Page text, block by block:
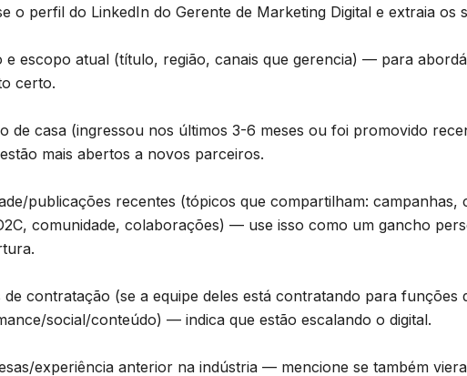
o perfil do LinkedIn do Gerente de Marketing Digital e extraia os
e escopo atual (título, região, canais que gerencia) — para
certo.
de casa (ingressou nos últimos 3-6 meses ou foi promovido
mais abertos a novos parceiros.
publicações recentes (tópicos que compartilham: campanhas,
comunidade, colaborações) — use isso como um gancho
de contratação (se a equipe deles está contratando para funções
social/conteúdo) — indica que estão escalando o digital.
experiência anterior na indústria — mencione se também